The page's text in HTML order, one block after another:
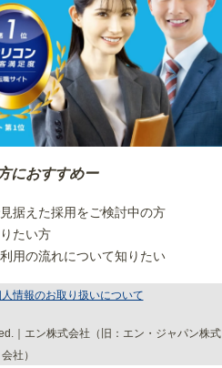
におすすめー
見据えた採用をご検討中の方
要を知りたい方
用の流れについて知りたい
情報のお取り扱いについて
｜エン株式会社（旧：エン・ジャパン株式
会社）